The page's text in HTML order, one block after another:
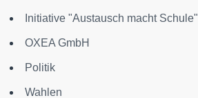
Initiative "Austausch macht Schule"
OXEA GmbH
Politik
Wahlen